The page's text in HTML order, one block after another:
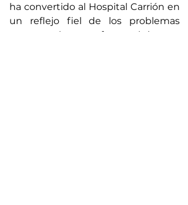
ha convertido al Hospital Carrión en
un reflejo fiel de los problemas
estructurales que afectan al sistema